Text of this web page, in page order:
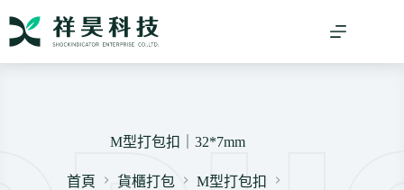
M型打包扣｜32*7mm
首頁 貨櫃打包
M型打包扣